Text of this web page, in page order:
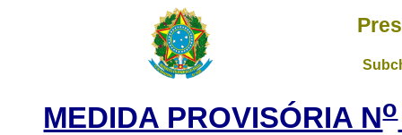
MEDIDA PROVISÓRIA No